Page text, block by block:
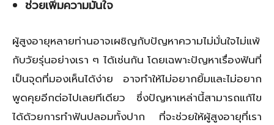
ช่วยเพิ่มความมั่นใจ
ผู้สูงอายุหลายท่านอาจเผชิญกับปัญหาความไม่มั่นใจไม่แพ้
กับวัยรุ่นอย่างเรา ๆ ได้เช่นกัน โดยเฉพาะปัญหาเรื่องฟันที่
เป็นจุดที่มองเห็นได้ง่าย อาจทำให้ไม่อยากยิ้มและไม่อยาก
พูดคุยอีกต่อไปเลยทีเดียว ซึ่งปัญหาเหล่านี้สามารถแก้ไข
ได้ด้วยการทำฟันปลอมทั้งปาก ที่จะช่วยให้ผู้สูงอายุที่เรา